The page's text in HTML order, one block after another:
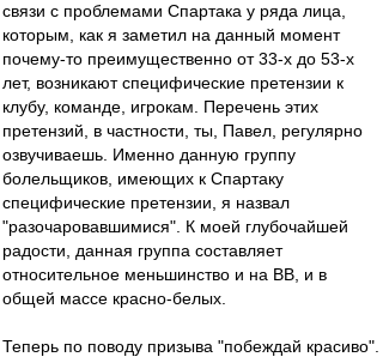
связи с проблемами Спартака у ряда лица,
которым, как я заметил на данный момент
почему-то преимущественно от 33-х до 53-х
лет, возникают специфические претензии к
клубу, команде, игрокам. Перечень этих
претензий, в частности, ты, Павел, регулярно
озвучиваешь. Именно данную группу
болельщиков, имеющих к Спартаку
специфические претензии, я назвал
"разочаровавшимися". К моей глубочайшей
радости, данная группа составляет
относительное меньшинство и на ВВ, и в
общей массе красно-белых.
Теперь по поводу призыва "побеждай красиво".